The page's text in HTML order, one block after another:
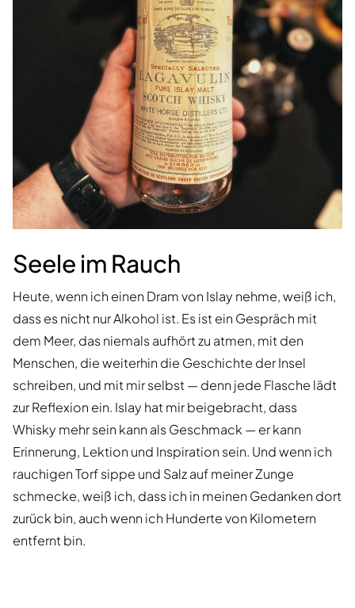
Seele im Rauch
Heute, wenn ich einen Dram von Islay nehme, weiß ich,
dass es nicht nur Alkohol ist. Es ist ein Gespräch mit
dem Meer, das niemals aufhört zu atmen, mit den
Menschen, die weiterhin die Geschichte der Insel
schreiben, und mit mir selbst — denn jede Flasche lädt
zur Reflexion ein. Islay hat mir beigebracht, dass
Whisky mehr sein kann als Geschmack — er kann
Erinnerung, Lektion und Inspiration sein. Und wenn ich
rauchigen Torf sippe und Salz auf meiner Zunge
schmecke, weiß ich, dass ich in meinen Gedanken dort
zurück bin, auch wenn ich Hunderte von Kilometern
entfernt bin.